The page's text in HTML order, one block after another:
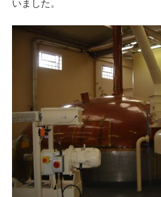
いました。